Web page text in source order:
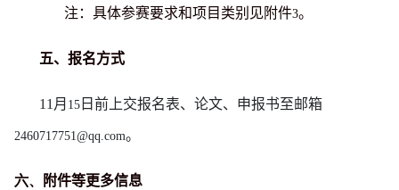
注：具体参赛要求和项目类别见附件3。
五、报名方式
11 月 15 日前上交报名表、论文、申报书至邮箱
2460717751@qq.com。
六、 附件等更多信息